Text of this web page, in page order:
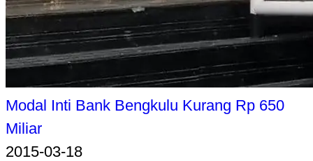
Modal Inti Bank Bengkulu Kurang Rp 650
Miliar
2015-03-18